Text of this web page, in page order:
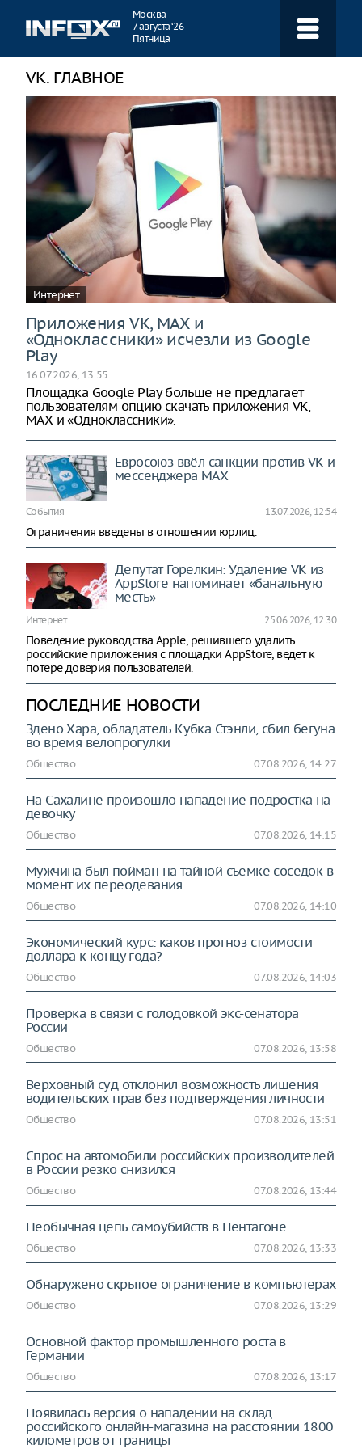
Москва
7 августа ‘26
Пятница
VK. ГЛАВНОЕ
Интернет
Приложения VK, MAX и
«Одноклассники» исчезли из Google
Play
16.07.2026, 13:55
Площадка Google Play больше не предлагает
пользователям опцию скачать приложения VK,
МАХ и «Одноклассники».
Евросоюз ввёл санкции против VK и
мессенджера MAX
События 13.07.2026, 12:54
Ограничения введены в отношении юрлиц.
Депутат Горелкин: Удаление VK из
AppStore напоминает «банальную
месть»
Интернет 25.06.2026, 12:30
Поведение руководства Apple, решившего удалить
российские приложения с площадки AppStore, ведет к
потере доверия пользователей.
ПОСЛЕДНИЕ НОВОСТИ
Здено Хара, обладатель Кубка Стэнли, сбил бегуна
во время велопрогулки
Общество 07.08.2026, 14:27
На Сахалине произошло напaдение подростка на
девочку
Общество 07.08.2026, 14:15
Мужчина был пойман на тайной съемке соседок в
момент их переодевания
Общество 07.08.2026, 14:10
Экономический курс: каков прогноз стоимости
доллара к концу года?
Общество 07.08.2026, 14:03
Проверка в связи с голодовкой экс-сенатора
России
Общество 07.08.2026, 13:58
Верховный суд отклонил возможность лишения
водительских прав без подтверждения личности
Общество 07.08.2026, 13:51
Спрос на автомобили российских производителей
в России резко снизился
Общество 07.08.2026, 13:44
Необычная цепь самоубийств в Пентагоне
Общество 07.08.2026, 13:33
Обнаружено скрытое ограничение в компьютерах
Общество 07.08.2026, 13:29
Основной фактор промышленного роста в
Германии
Общество 07.08.2026, 13:17
Появилась версия о нападении на склад
российского онлайн-магазина на расстоянии 1800
километров от границы